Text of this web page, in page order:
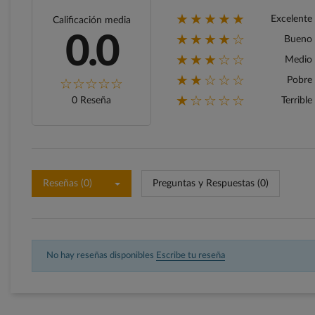
Calificación media
0.0
0 Reseña
★★★★★ Excelente
★★★★☆ Bueno
★★★☆☆ Medio
★★☆☆☆ Pobre
★☆☆☆☆ Terrible
Reseñas (0) Preguntas y Respuestas (0)
No hay reseñas disponibles Escribe tu reseña